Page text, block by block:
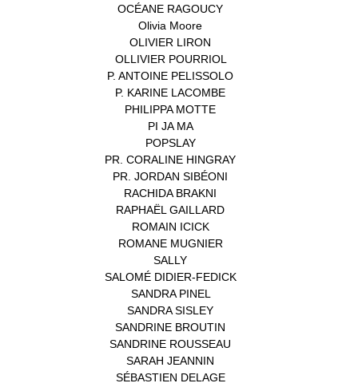
OCÉANE RAGOUCY
Olivia Moore
OLIVIER LIRON
OLLIVIER POURRIOL(1)
P. ANTOINE PELISSOLO
P. KARINE LACOMBE
PHILIPPA MOTTE
PI JA MA(1)
POPSLAY(1)
PR. CORALINE HINGRAY
PR. JORDAN SIBÉONI
RACHIDA BRAKNI
RAPHAËL GAILLARD
ROMAIN ICICK(1)
ROMANE MUGNIER(1)
SALLY
SALOMÉ DIDIER-FEDICK(1)
SANDRA PINEL(1)
SANDRA SISLEY
SANDRINE BROUTIN
SANDRINE ROUSSEAU
SARAH JEANNIN
SÉBASTIEN DELAGE(1)